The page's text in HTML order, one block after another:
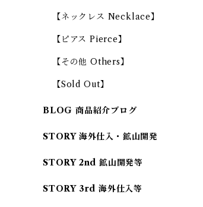
【ネックレス Necklace】
【ピアス Pierce】
【その他 Others】
【Sold Out】
BLOG 商品紹介ブログ
STORY 海外仕入・鉱山開発
STORY 2nd 鉱山開発等
STORY 3rd 海外仕入等